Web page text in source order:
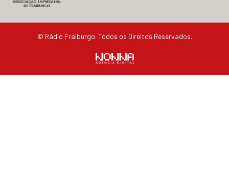
© Rádio Fraiburgo. Todos os Direitos Reservados.